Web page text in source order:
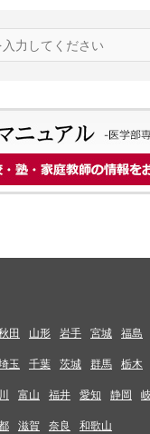
田 山形 岩手 宮城 福島
玉 千葉 茨城 群馬 栃木
富山 福井 愛知 静岡
滋賀 奈良 和歌山